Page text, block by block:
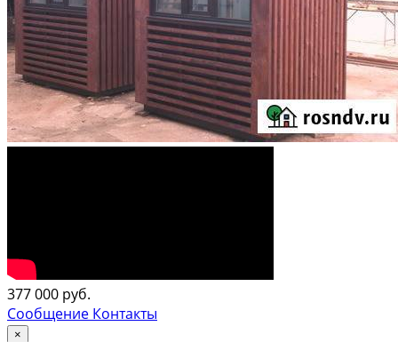
377 000 руб.
Сообщение Контакты
×